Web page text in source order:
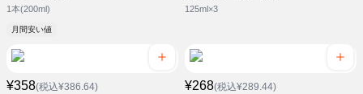
1本(200ml)
月間安い値
125ml×3
¥358(税込¥386.64) ¥268(税込¥289.44)